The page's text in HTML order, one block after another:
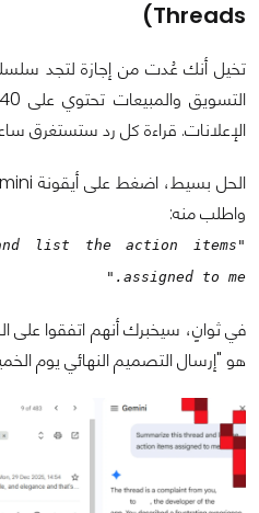
Threads)
الإعلانات. قراءة كل رد ستستغرق
واطلب منه:
and list the action items
assigned to me."
في ثوانٍ، سيخبرك أنهم اتفقوا على
هو "إرسال التصميم النهائي يوم